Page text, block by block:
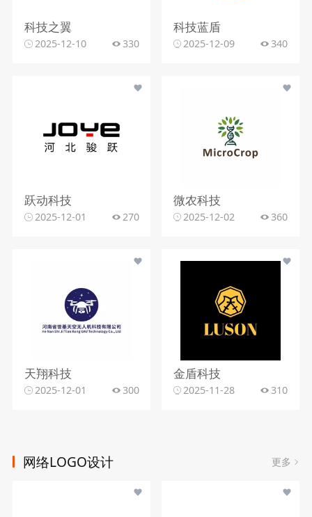
科技之翼
2025-12-10 330
科技蓝盾
2025-12-09 340
跃动科技
2025-12-01 270
微农科技
2025-12-02 360
天翔科技
2025-12-01 300
金盾科技
2025-11-28 310
网络LOGO设计 更多